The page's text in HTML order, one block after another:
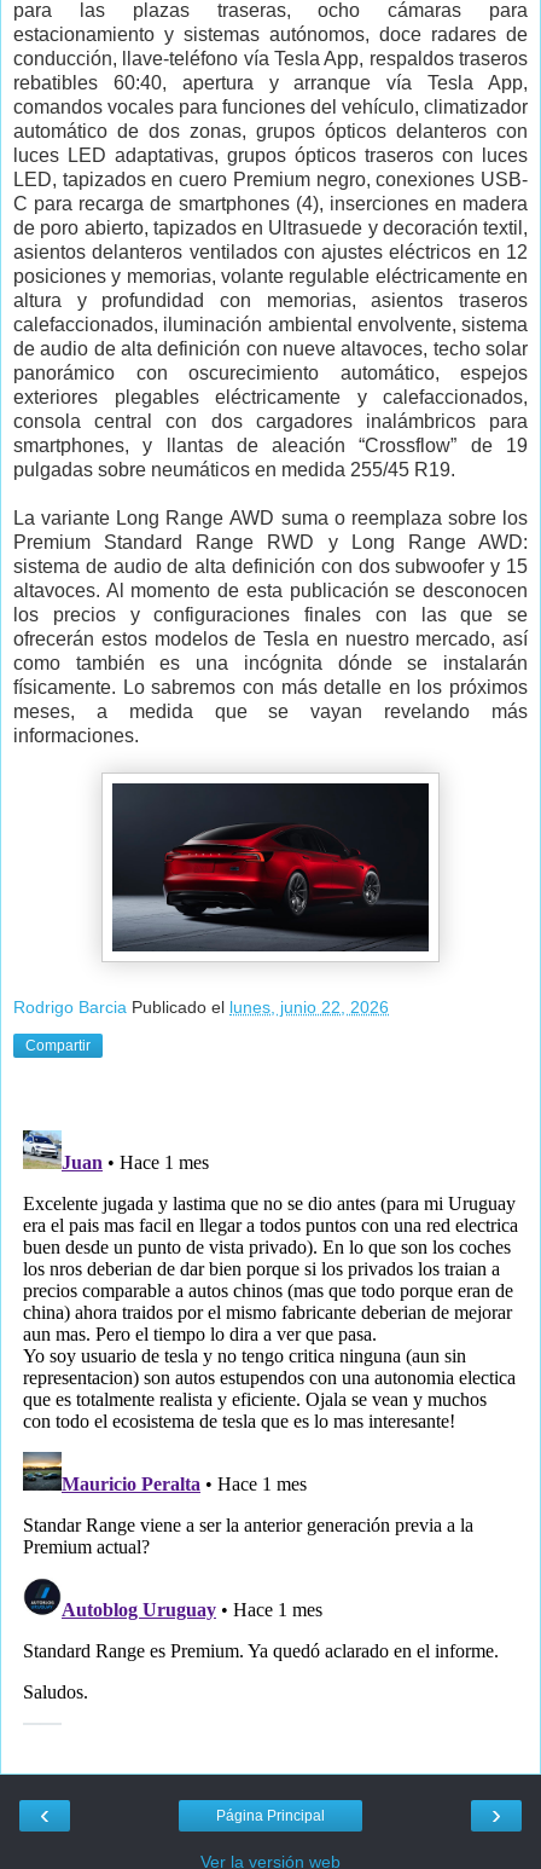
para las plazas traseras, ocho cámaras para
estacionamiento y sistemas autónomos, doce radares de
conducción, llave-teléfono vía Tesla App, respaldos traseros
rebatibles 60:40, apertura y arranque vía Tesla App,
comandos vocales para funciones del vehículo, climatizador
automático de dos zonas, grupos ópticos delanteros con
luces LED adaptativas, grupos ópticos traseros con luces
LED, tapizados en cuero Premium negro, conexiones USB-
C para recarga de smartphones (4), inserciones en madera
de poro abierto, tapizados en Ultrasuede y decoración textil,
asientos delanteros ventilados con ajustes eléctricos en 12
posiciones y memorias, volante regulable eléctricamente en
altura y profundidad con memorias, asientos traseros
calefaccionados, iluminación ambiental envolvente, sistema
de audio de alta definición con nueve altavoces, techo solar
panorámico con oscurecimiento automático, espejos
exteriores plegables eléctricamente y calefaccionados,
consola central con dos cargadores inalámbricos para
smartphones, y llantas de aleación “Crossflow” de 19
pulgadas sobre neumáticos en medida 255/45 R19.
La variante Long Range AWD suma o reemplaza sobre los
Premium Standard Range RWD y Long Range AWD:
sistema de audio de alta definición con dos subwoofer y 15
altavoces. Al momento de esta publicación se desconocen
los precios y configuraciones finales con las que se
ofrecerán estos modelos de Tesla en nuestro mercado, así
como también es una incógnita dónde se instalarán
físicamente. Lo sabremos con más detalle en los próximos
meses, a medida que se vayan revelando más
informaciones.
Rodrigo Barcia Publicado el lunes, junio 22, 2026
Compartir
‹ ›
Página Principal
Ver la versión web